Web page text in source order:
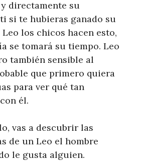
directamente su
si te hubieras ganado su
los chicos hacen esto,
se tomará su tiempo. Leo
también sensible al
que primero quiera
para ver qué tan
él.
vas a descubrir las
de un Leo el hombre
le gusta alguien.